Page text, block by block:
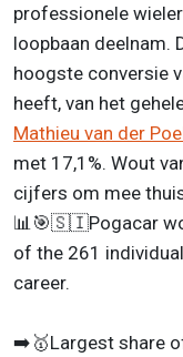
professionele
loopbaan deelnam.
hoogste conversie
heeft, van het
Mathieu van der
met 17,1%. Wout
cijfers om mee
📊🎯🇸🇮Pogacar
of the 261
career.
➡️🥇Largest share